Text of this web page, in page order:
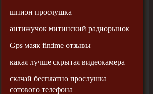
шпион прослушка
антижучок митинский радиорынок
Gps маяк findme отзывы
какая лучше скрытая видеокамера
скачай бесплатно прослушка
сотового телефона